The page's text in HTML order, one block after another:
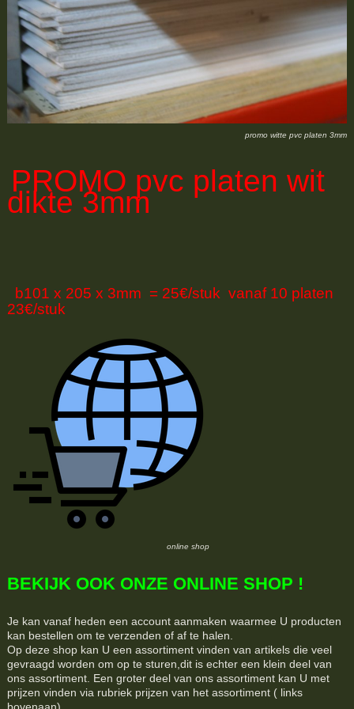
promo witte pvc platen 3mm
PROMO pvc platen wit
dikte 3mm
b101 x 205 x 3mm = 25€/stuk vanaf 10 platen
23€/stuk
online shop
BEKIJK OOK ONZE ONLINE SHOP !
Je kan vanaf heden een account aanmaken waarmee U producten
kan bestellen om te verzenden of af te halen.
Op deze shop kan U een assortiment vinden van artikels die veel
gevraagd worden om op te sturen,dit is echter een klein deel van
ons assortiment. Een groter deel van ons assortiment kan U met
prijzen vinden via rubriek prijzen van het assortiment ( links